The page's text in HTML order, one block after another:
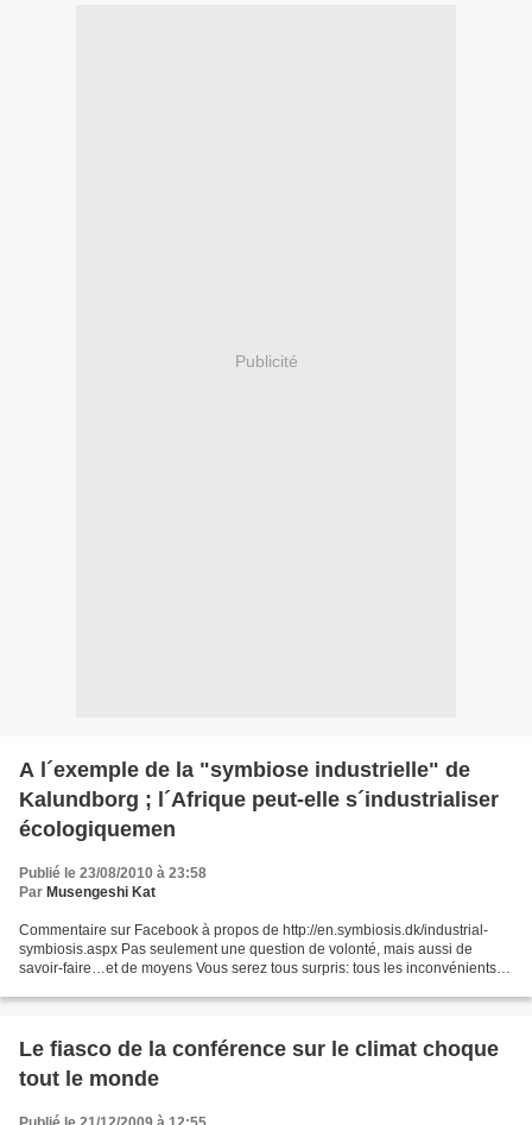
Publicité
A l´exemple de la "symbiose industrielle" de
Kalundborg ; l´Afrique peut-elle s´industrialiser
écologiquemen
Publié le 23/08/2010 à 23:58
Par Musengeshi Kat
Commentaire sur Facebook à propos de http://en.symbiosis.dk/industrial-
symbiosis.aspx Pas seulement une question de volonté, mais aussi de
savoir-faire…et de moyens Vous serez tous surpris: tous les inconvénients
Le fiasco de la conférence sur le climat choque
tout le monde